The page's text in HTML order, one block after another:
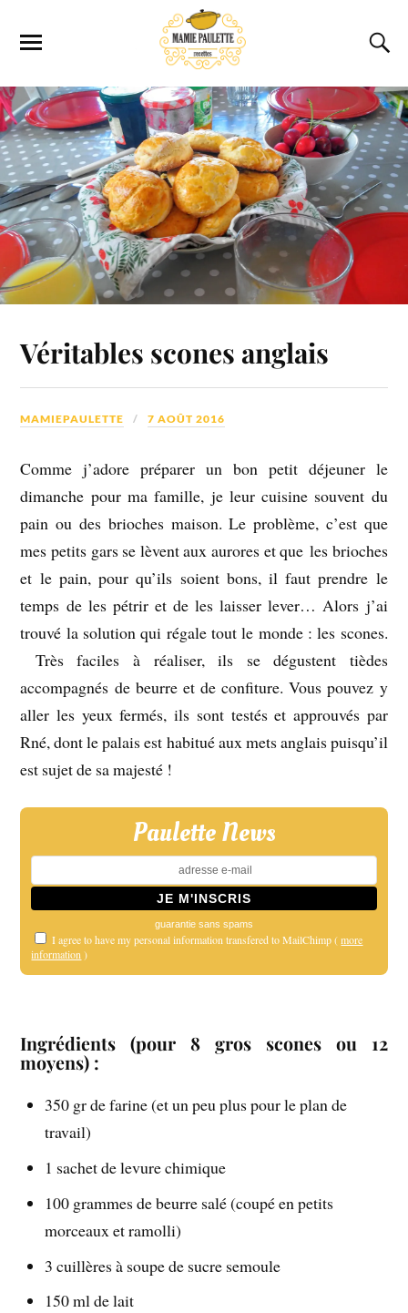
Véritables scones anglais
MAMIEPAULETTE 7 AOÛT 2016
Comme j’adore préparer un bon petit déjeuner le
dimanche pour ma famille, je leur cuisine souvent du
pain ou des brioches maison. Le problème, c’est que
mes petits gars se lèvent aux aurores et que les brioches
et le pain, pour qu’ils soient bons, il faut prendre le
temps de les pétrir et de les laisser lever… Alors j’ai
trouvé la solution qui régale tout le monde : les scones.
Très faciles à réaliser, ils se dégustent tièdes
accompagnés de beurre et de confiture. Vous pouvez y
aller les yeux fermés, ils sont testés et approuvés par
Rné, dont le palais est habitué aux mets anglais puisqu’il
est sujet de sa majesté !
Paulette News
guarantie sans spams
I agree to have my personal information transfered to MailChimp (more
information )
Ingrédients (pour 8 gros scones ou 12
moyens) :
350 gr de farine (et un peu plus pour le plan de
travail)
1 sachet de levure chimique
100 grammes de beurre salé (coupé en petits
morceaux et ramolli)
3 cuillères à soupe de sucre semoule
150 ml de lait